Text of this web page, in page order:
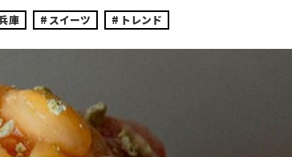
庫 スイーツ トレンド